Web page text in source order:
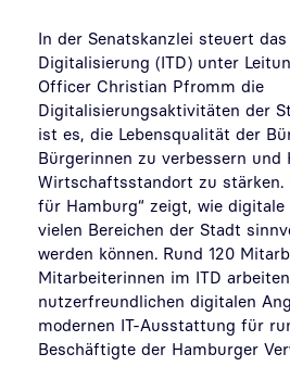
In der Senatskanzlei steuert
Digitalisierung (ITD) unter
Officer Christian Pfromm die
Digitalisierungsaktivitäten der
ist es, die Lebensqualität der
Bürgerinnen zu verbessern und
Wirtschaftsstandort zu stärken.
für Hamburg“ zeigt, wie digitale
vielen Bereichen der Stadt
werden können. Rund 120
Mitarbeiterinnen im ITD
nutzerfreundlichen digitalen
modernen IT-Ausstattung für
Beschäftigte der Hamburger